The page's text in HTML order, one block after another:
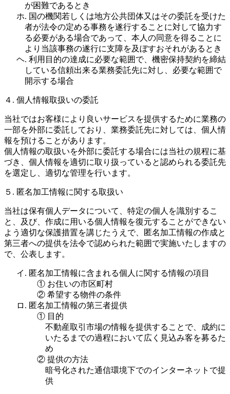
が困難であるとき
ホ. 国の機関若しくは地方公共団体又はその委託を受けた
者が法令の定める事務を遂行することに対して協力す
る必要がある場合であって、本人の同意を得ることに
より当該事務の遂行に支障を及ぼすおそれがあるとき
ヘ. 利用目的の達成に必要な範囲で、機密保持契約を締結
している信頼出来る業務委託先に対し、必要な範囲で
開示する場合
４. 個人情報取扱いの委託
当社ではお客様により良いサービスを提供するために業務の
一部を外部に委託しており、業務委託先に対しては、個人情
報を預けることがあります。
個人情報の取扱いを外部に委託する場合には当社の規程に基
づき、個人情報を適切に取り扱っていると認められる委託先
を選定し、適切な管理を行います。
５. 匿名加工情報に関する取扱い
当社は保有個人データについて、特定の個人を識別するこ
と、及び、作成に用いる個人情報を復元することができない
よう適切な保護措置を講じたうえで、匿名加工情報の作成と
第三者への提供を法令で認められた範囲で実施いたしますの
で、公表します。
イ. 匿名加工情報に含まれる個人に関する情報の項目
① お住いの市区町村
② 希望する物件の条件
ロ. 匿名加工情報の第三者提供
① 目的
不動産取引市場の情報を提供することで、成約に
いたるまでの過程において広く見込み客を募るた
め
② 提供の方法
暗号化された通信環境下でのインターネットで提
供